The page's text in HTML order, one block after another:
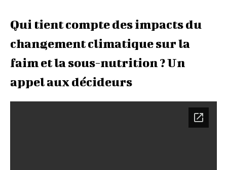
Qui tient compte des impacts du
changement climatique sur la
faim et la sous-nutrition ? Un
appel aux décideurs